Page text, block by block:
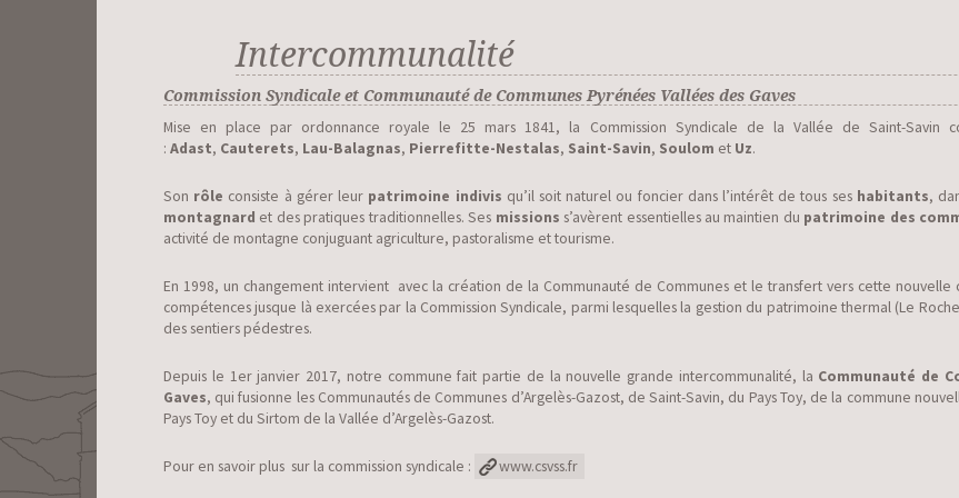
Intercommunalité
Commission Syndicale et Communauté de Communes Pyrénées Vallées des Gaves
Mise en place par ordonnance royale le 25 mars 1841, la Commission Syndicale de la Vallée de Saint-Savin
: Adast, Cauterets, Lau-Balagnas, Pierrefitte-Nestalas, Saint-Savin, Soulom et Uz.
Son rôle consiste à gérer leur patrimoine indivis qu’il soit naturel ou foncier dans l’intérêt de tous ses habitants,
montagnard et des pratiques traditionnelles. Ses missions s’avèrent essentielles au maintien du patrimoine des
activité de montagne conjuguant agriculture, pastoralisme et tourisme.
En 1998, un changement intervient avec la création de la Communauté de Communes et le transfert vers cette
compétences jusque là exercées par la Commission Syndicale, parmi lesquelles la gestion du patrimoine thermal (Le
des sentiers pédestres.
Depuis le 1er janvier 2017, notre commune fait partie de la nouvelle grande intercommunalité, la Communauté de
Gaves, qui fusionne les Communautés de Communes d’Argelès-Gazost, de Saint-Savin, du Pays Toy, de la commune
Pays Toy et du Sirtom de la Vallée d’Argelès-Gazost.
Pour en savoir plus sur la commission syndicale : www.csvss.fr